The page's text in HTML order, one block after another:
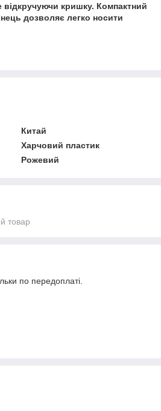
відкручуючи кришку. Компактний
дозволяє легко носити
Китай
Харчовий пластик
Рожевий
товар
по передоплаті.